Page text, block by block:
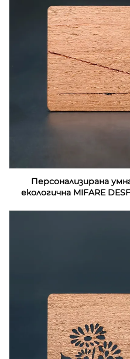
Персонализирана
екологична MIFARE